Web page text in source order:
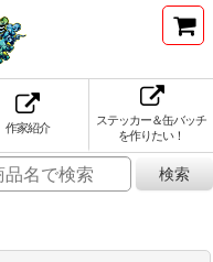
作家紹介
ステッカー＆缶バッチ
を作りたい！